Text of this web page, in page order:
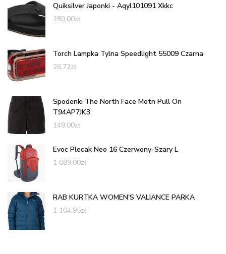
Quiksilver Japonki - Aqyl101091 Xkkc
189,00zł
Torch Lampka Tylna Speedlight 55009 Czarna
26,72zł
Spodenki The North Face Motn Pull On
T94AP7JK3
149,00zł
Evoc Plecak Neo 16 Czerwony-Szary L
1 089,00zł
RAB KURTKA WOMEN'S VALIANCE PARKA
1 104,95zł